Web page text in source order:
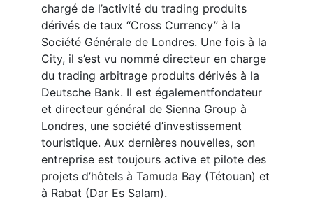
chargé de l’activité du trading produits
dérivés de taux ‘‘Cross Currency’’ à la
Société Générale de Londres. Une fois à la
City, il s’est vu nommé directeur en charge
du trading arbitrage produits dérivés à la
Deutsche Bank. Il est égalementfondateur
et directeur général de Sienna Group à
Londres, une société d’investissement
touristique. Aux dernières nouvelles, son
entreprise est toujours active et pilote des
projets d’hôtels à Tamuda Bay (Tétouan) et
à Rabat (Dar Es Salam).